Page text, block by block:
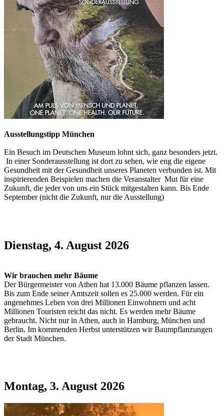
Ausstellungstipp München
Ein Besuch im Deutschen Museum lohnt sich, ganz besonders jetzt.
In einer Sonderausstellung ist dort zu sehen, wie eng die eigene
Gesundheit mit der Gesundheit unseres Planeten verbunden ist. Mit
inspirierenden Beispielen machen die Veranstalter Mut für eine
Zukunft, die jeder von uns ein Stück mitgestalten kann. Bis Ende
September (nicht die Zukunft, nur die Ausstellung)
Dienstag, 4. August 2026
Wir brauchen mehr Bäume
Der Bürgermeister von Athen hat 13.000 Bäume pflanzen lassen.
Bis zum Ende seiner Amtszeit sollen es 25.000 werden. Für ein
angenehmes Leben von drei Millionen Einwohnern und acht
Millionen Touristen reicht das nicht. Es werden mehr Bäume
gebraucht. Nicht nur in Athen, auch in Hamburg, München und
Berlin. Im kommenden Herbst unterstützen wir Baumpflanzungen
der Stadt München.
Montag, 3. August 2026